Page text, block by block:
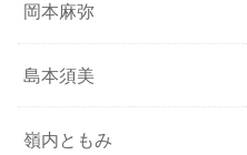
岡本麻弥
島本須美
嶺内ともみ